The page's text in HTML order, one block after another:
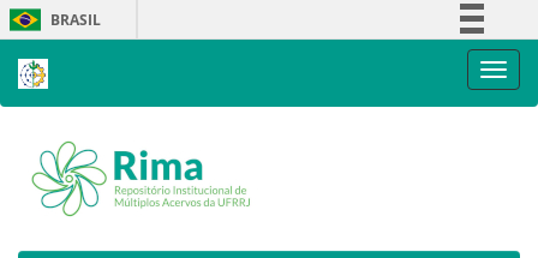
Skip
navigation
BRASIL